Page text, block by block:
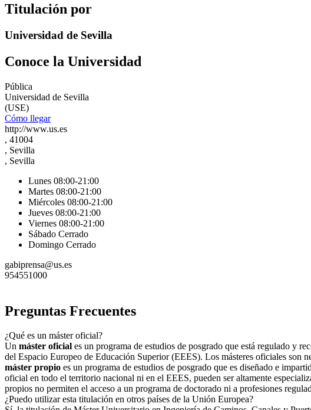
Titulación por
Universidad de Sevilla
Conoce la Universidad
Pública
Universidad de Sevilla
(USE)
Cómo llegar
http://www.us.es
, 41004
, Sevilla
, Sevilla
Lunes 08:00-21:00
Martes 08:00-21:00
Miércoles 08:00-21:00
Jueves 08:00-21:00
Viernes 08:00-21:00
Sábado Cerrado
Domingo Cerrado
gabiprensa@us.es
954551000
Preguntas Frecuentes
¿Qué es un máster oficial?
Un máster oficial es un programa de estudios de posgrado que está regulado y
del Espacio Europeo de Educación Superior (EEES). Los másteres oficiales son
máster propio es un programa de estudios de posgrado que es diseñado e
oficial en todo el territorio nacional ni en el EEES, pueden ser altamente
propios no permiten el acceso a un programa de doctorado ni a profesiones
¿Puedo utilizar esta titulación en otros países de la Unión Europea?